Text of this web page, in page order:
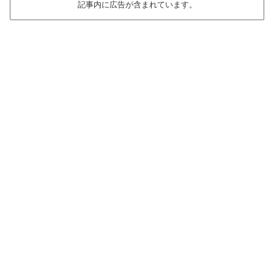
記事内に広告が含まれています。